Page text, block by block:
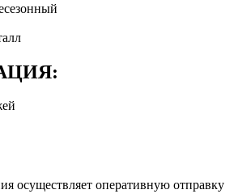
осуществляет оперативную отправку